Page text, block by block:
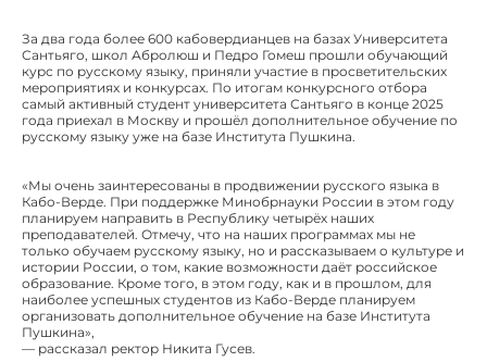
За два года более 600 кабовердианцев на базах Университета
Сантьяго, школ Абролюш и Педро Гомеш прошли обучающий
курс по русскому языку, приняли участие в просветительских
мероприятиях и конкурсах. По итогам конкурсного отбора
самый активный студент университета Сантьяго в конце 2025
года приехал в Москву и прошёл дополнительное обучение по
русскому языку уже на базе Института Пушкина.
«Мы очень заинтересованы в продвижении русского языка в
Кабо-Верде. При поддержке Минобрнауки России в этом году
планируем направить в Республику четырёх наших
преподавателей. Отмечу, что на наших программах мы не
только обучаем русскому языку, но и рассказываем о культуре и
истории России, о том, какие возможности даёт российское
образование. Кроме того, в этом году, как и в прошлом, для
наиболее успешных студентов из Кабо-Верде планируем
организовать дополнительное обучение на базе Института
Пушкина»,
— рассказал ректор Никита Гусев.